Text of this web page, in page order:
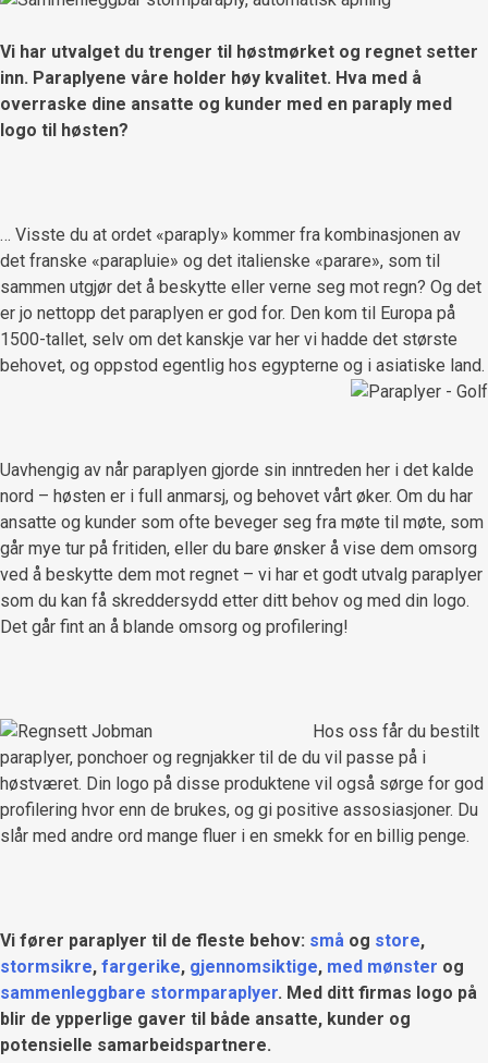
Vi har utvalget du trenger til høstmørket og regnet setter
inn. Paraplyene våre holder høy kvalitet. Hva med å
overraske dine ansatte og kunder med en paraply med
logo til høsten?
… Visste du at ordet «paraply» kommer fra kombinasjonen av
det franske «parapluie» og det italienske «parare», som til
sammen utgjør det å beskytte eller verne seg mot regn? Og det
er jo nettopp det paraplyen er god for. Den kom til Europa på
1500-tallet, selv om det kanskje var her vi hadde det største
behovet, og oppstod egentlig hos egypterne og i asiatiske land.
Uavhengig av når paraplyen gjorde sin inntreden her i det kalde
nord – høsten er i full anmarsj, og behovet vårt øker. Om du har
ansatte og kunder som ofte beveger seg fra møte til møte, som
går mye tur på fritiden, eller du bare ønsker å vise dem omsorg
ved å beskytte dem mot regnet – vi har et godt utvalg paraplyer
som du kan få skreddersydd etter ditt behov og med din logo.
Det går fint an å blande omsorg og profilering!
Hos oss får du bestilt
paraplyer, ponchoer og regnjakker til de du vil passe på i
høstværet. Din logo på disse produktene vil også sørge for god
profilering hvor enn de brukes, og gi positive assosiasjoner. Du
slår med andre ord mange fluer i en smekk for en billig penge.
Vi fører paraplyer til de fleste behov: små og store,
stormsikre, fargerike, gjennomsiktige, med mønster og
sammenleggbare stormparaplyer. Med ditt firmas logo på
blir de ypperlige gaver til både ansatte, kunder og
potensielle samarbeidspartnere.